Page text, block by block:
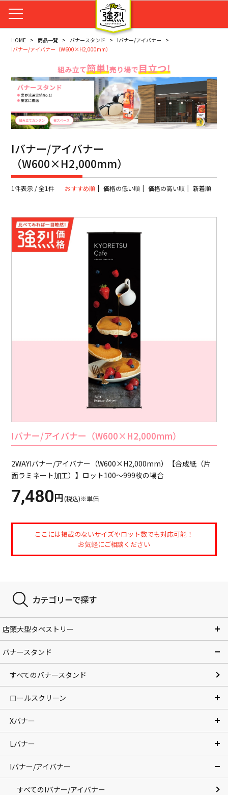
HOME 商品一覧 バナースタンド
Iバナー/アイバナー
Iバナー/アイバナー（W600×H2,000mm）
Iバナー/アイバナー
（W600×H2,000mm）
1件表示 / 全1件 おすすめ順 価格の低い順 価格の高い順 新着順
Iバナー/アイバナー（W600×H2,000mm）
2WAYIバナー/アイバナー（W600×H2,000mm）【合成紙（片
面ラミネート加工）】ロット100～999枚の場合
7,480円(税込)※単価
ここには掲載のないサイズやロット数でも対応可能！
お気軽にご相談ください
カテゴリーで探す
店頭大型タペストリー
バナースタンド
すべてのバナースタンド
ロールスクリーン
Xバナー
Lバナー
Iバナー/アイバナー
すべてのIバナー/アイバナー